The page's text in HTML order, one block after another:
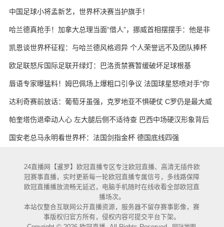
天的战术板
中国足球小将孟新艺，世界杯决赛当护旗手！
哈兰德真抢手！加拿大总理当面“借人”，挪威首相摆摆手：他是非
卖品
凯恩谈世界杯征程：与哈兰德风格迥异 个人荣誉远不及团队捧杯
欧足联怒斥国际足联开绿灯：巴洛贡禁赛暂缓破坏足球根基
唇语专家曝猛料！姆巴佩场上爆粗口引争议 法国球星怒喷对手"你
妈的X"
达利奇赛前放话：葡萄牙虽强，克罗地亚不惧硬仗 C罗仍是最大威
胁
帕奎塔伤退牵动人心 左大腿后侧不适待查 巴西中场硬汉形象背后
藏隐忧
国安老总马永明看世界杯：法国剑指金杯 德国底线四强
24直播网【暹罗】欧冠直播专区专注欧冠直播、高清无插件欧
冠赛事直播，实时更新每一轮欧冠直播专属信号，多线路保障
欧冠直播播放流畅无延迟，电脑手机随时在线收看全部欧冠直
播场次。
本站仅整合互联网公开直播资源，服务器不留存赛事影像，赛
事版权归官方所有，侵权内容可提交平台下架。